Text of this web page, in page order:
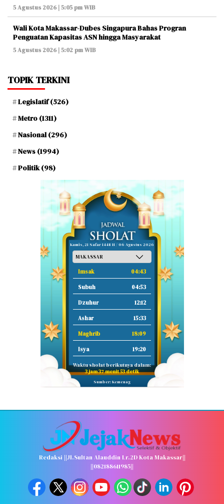
5 Agustus 2026 | 5:05 pm WIB
Wali Kota Makassar-Dubes Singapura Bahas Progran
Penguatan Kapasitas ASN hingga Masyarakat
5 Agustus 2026 | 5:02 pm WIB
TOPIK TERKINI
Legislatif(526)
Metro (1311)
Nasional(296)
News (1994)
Politik(98)
Kamis, 21 Safar 1448 H / 06 Agustus 2026
Imsak 04:43
Subuh 04:53
Dzuhur 12:12
Ashar 15:33
Maghrib 18:09
Isya 19:20
Waktu sholat berikutnya dalam:
3 jam 37 menit 52 detik
Sumber: Kemenag
Redaksi ||Jl.Sultan Alauddin Lr.2D Kota Makassar||
||082188611985||